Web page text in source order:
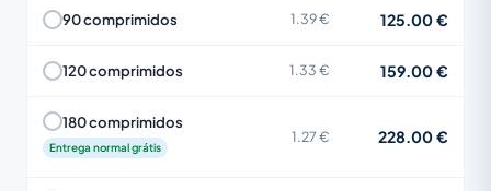
90 comprimidos 1.39 € 125.00 €
120 comprimidos 1.33 € 159.00 €
180 comprimidos
Entrega normal grátis
1.27 € 228.00 €